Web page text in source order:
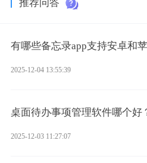
推荐问答
有哪些备忘录app支持安卓和
2025-12-04 13:55:39
桌面待办事项管理软件哪个好
2025-12-03 11:27:07